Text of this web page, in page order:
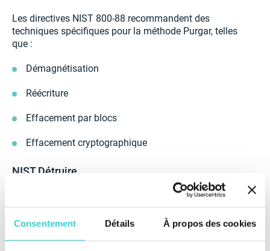
Consentement Détails À propos des cookies
Les directives NIST 800-88 recommandent des
techniques spécifiques pour la méthode Purgar, telles
que :
Démagnétisation
Réécriture
Effacement par blocs
Effacement cryptographique
NIST Détruire
La méthode Détruire de sanitisation des données
implique la destruction physique des supports de
stockage, assurant le plus haut niveau de protection
des données pour des informations hautement
sensibles ou des dispositifs irréparables. Cette